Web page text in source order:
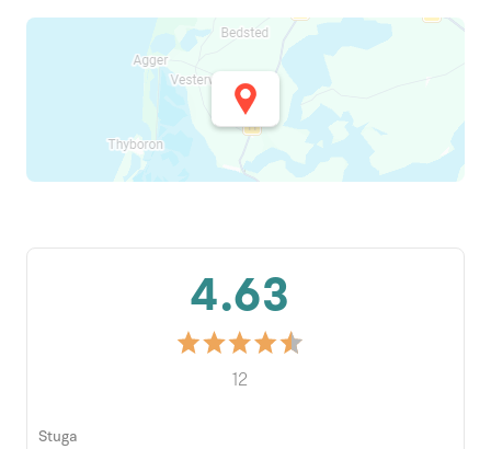
4.63
12
Stuga